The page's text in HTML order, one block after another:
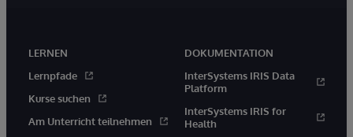
LERNEN
Lernpfade
Kurse suchen
Am Unterricht teilnehmen
DOKUMENTATION
InterSystems IRIS Data
Platform
InterSystems IRIS for
Health